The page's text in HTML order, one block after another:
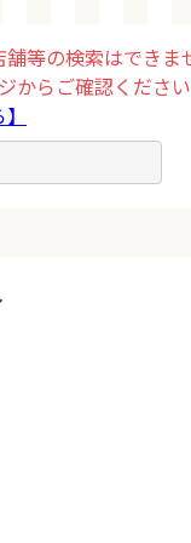
等の検索はできま
からご確認くださ